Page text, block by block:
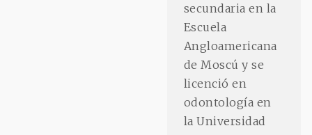
secundaria en la
Escuela
Angloamericana
de Moscú y se
licenció en
odontología en
la Universidad